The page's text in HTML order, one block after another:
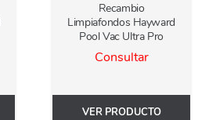
Recambio
Limpiafondos Hayward
Pool Vac Ultra Pro
Consultar
VER PRODUCTO